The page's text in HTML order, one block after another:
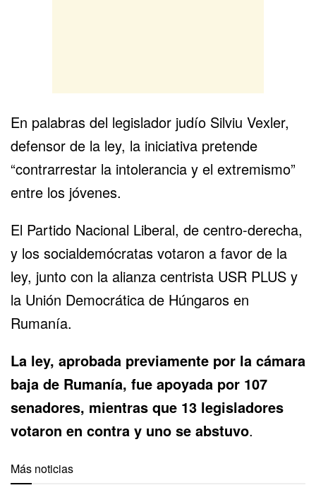
En palabras del legislador judío Silviu Vexler,
defensor de la ley, la iniciativa pretende
“contrarrestar la intolerancia y el extremismo”
entre los jóvenes.
El Partido Nacional Liberal, de centro-derecha,
y los socialdemócratas votaron a favor de la
ley, junto con la alianza centrista USR PLUS y
la Unión Democrática de Húngaros en
Rumanía.
La ley, aprobada previamente por la cámara
baja de Rumanía, fue apoyada por 107
senadores, mientras que 13 legisladores
votaron en contra y uno se abstuvo.
Más noticias